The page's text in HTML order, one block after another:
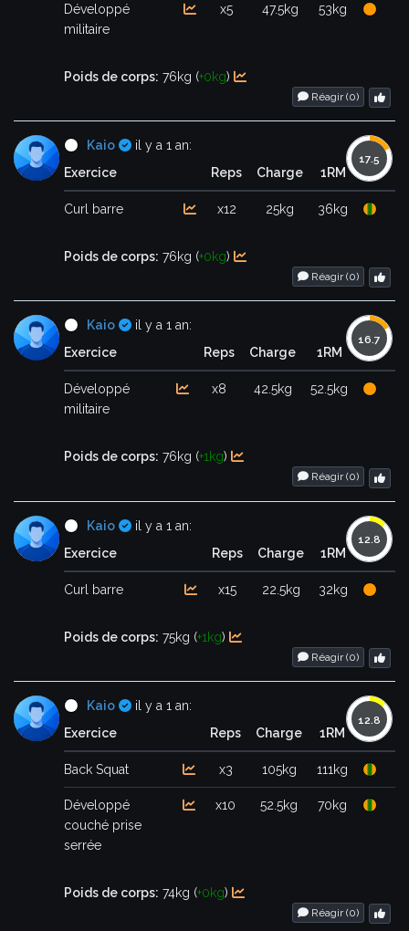
Développé
militaire
x5 47.5kg 53kg
Poids de corps: 76kg (+0kg)
Réagir (0)
Kaio Certifié
il y a 1 an:
Exercice
Reps Charge 1RM
Curl barre x12 25kg 36kg
Poids de corps: 76kg (+0kg)
Réagir (0)
Kaio Certifié
il y a 1 an:
Exercice
Reps Charge 1RM
Développé
militaire
x8 42.5kg 52.5kg
Poids de corps: 76kg (+1kg)
Réagir (0)
Kaio Certifié
il y a 1 an:
Exercice
Reps Charge 1RM
Curl barre x15 22.5kg 32kg
Poids de corps: 75kg (+1kg)
Réagir (0)
Kaio Certifié
il y a 1 an:
Exercice
Reps Charge 1RM
Back Squat x3 105kg 111kg
Développé
couché prise
serrée
x10 52.5kg 70kg
Poids de corps: 74kg (+0kg)
Réagir (0)